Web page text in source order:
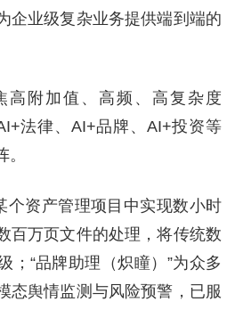
企业级复杂业务提供端到端的
高附加值、高频、高复杂度
法律、AI+品牌、AI+投资等
个资产管理项目中实现数小时
百万页文件的处理，将传统数
；“品牌助理（炽瞳）”为众多
态舆情监测与风险预警，已服